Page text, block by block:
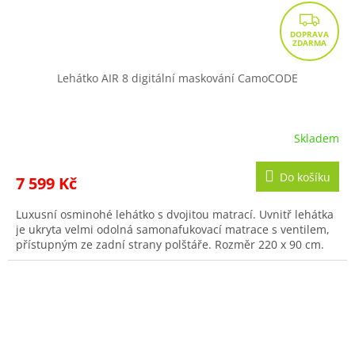
Z
D
A
Lehátko AIR 8 digitální maskování CamoCODE
Skladem
7 599 Kč Do košíku
Luxusní osminohé lehátko s dvojitou matrací. Uvnitř lehátka
je ukryta velmi odolná samonafukovací matrace s ventilem,
přístupným ze zadní strany polštáře. Rozměr 220 x 90 cm.